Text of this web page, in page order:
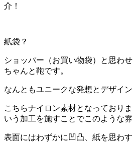
介！
紙袋？
ショッパー（お買い物袋）と思わ
ちゃんと鞄です。
なんともユニークな発想とデザイン
こちらナイロン素材となっており
いう加工を施すことでこのような雰
表面にはわずかに凹凸、紙を思わ